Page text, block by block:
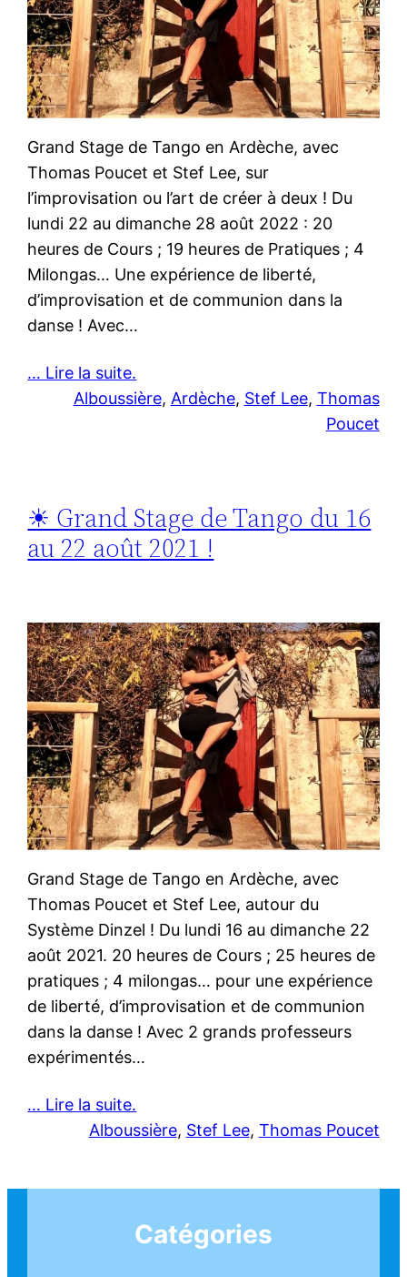
Grand Stage de Tango en Ardèche, avec
Thomas Poucet et Stef Lee, sur
l’improvisation ou l’art de créer à deux ! Du
lundi 22 au dimanche 28 août 2022 : 20
heures de Cours ; 19 heures de Pratiques ; 4
Milongas… Une expérience de liberté,
d’improvisation et de communion dans la
danse ! Avec…
… Lire la suite.
Alboussière, Ardèche, Stef Lee, Thomas
Poucet
☀ Grand Stage de Tango du 16
au 22 août 2021 !
Grand Stage de Tango en Ardèche, avec
Thomas Poucet et Stef Lee, autour du
Système Dinzel ! Du lundi 16 au dimanche 22
août 2021. 20 heures de Cours ; 25 heures de
pratiques ; 4 milongas… pour une expérience
de liberté, d’improvisation et de communion
dans la danse ! Avec 2 grands professeurs
expérimentés…
… Lire la suite.
Alboussière, Stef Lee, Thomas Poucet
Catégories